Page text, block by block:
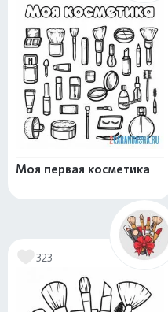
Моя первая косметика
323